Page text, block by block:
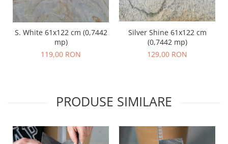
S. White 61x122 cm (0,7442
mp)
119,00 RON
Silver Shine 61x122 cm
(0,7442 mp)
129,00 RON
PRODUSE SIMILARE